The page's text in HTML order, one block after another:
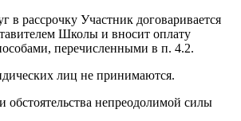
в рассрочку Участник договаривается
Школы и вносит оплату
перечисленными в п. 4.2.
лиц не принимаются.
обстоятельства непреодолимой силы